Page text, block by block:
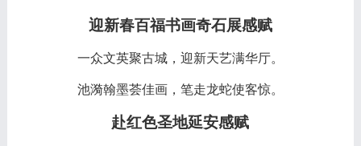
迎新春百福书画奇石展感赋
一众文英聚古城，迎新天艺满华厅。
池漪翰墨荟佳画，笔走龙蛇使客惊。
赴红色圣地延安感赋